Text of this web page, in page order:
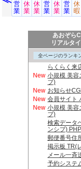
あおぞら
リアルタ